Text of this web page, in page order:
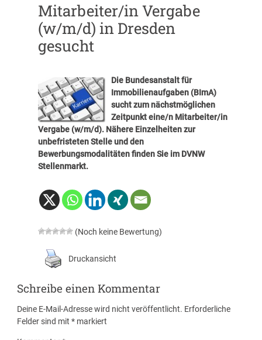
Mitarbeiter/in Vergabe
(w/m/d) in Dresden
gesucht
Die Bundesanstalt für
Immobilienaufgaben (BImA)
sucht zum nächstmöglichen
Zeitpunkt eine/n Mitarbeiter/in
Vergabe (w/m/d). Nähere Einzelheiten zur
unbefristeten Stelle und den
Bewerbungsmodalitäten finden Sie im DVNW
Stellenmarkt.
(Noch keine Bewertung)
Druckansicht
Schreibe einen Kommentar
Deine E-Mail-Adresse wird nicht veröffentlicht. Erforderliche
Felder sind mit* markiert